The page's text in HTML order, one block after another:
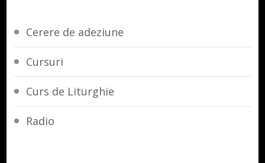
Cerere de adeziune
Cursuri
Curs de Liturghie
Radio